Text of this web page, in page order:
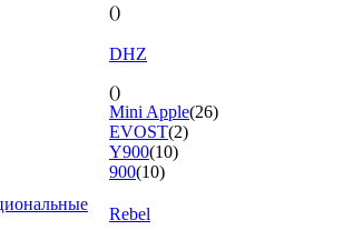
()
DHZ
()
Mini Apple(26)
EVOST(2)
Y900(10)
900(10)
Rebel